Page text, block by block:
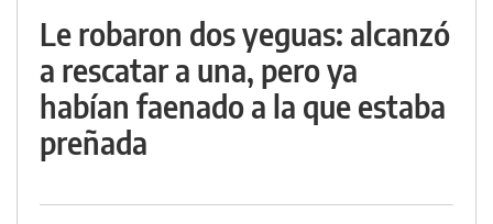
Le robaron dos yeguas: alcanzó
a rescatar a una, pero ya
habían faenado a la que estaba
preñada